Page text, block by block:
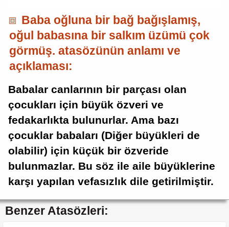
Baba oğluna bir bağ bağışlamış,
oğul babasına bir salkım üzümü çok
görmüş. atasözünün anlamı ve
açıklaması:
Babalar canlarının bir parçası olan
çocukları için büyük özveri ve
fedakarlıkta bulunurlar. Ama bazı
çocuklar babaları (Diğer büyükleri de
olabilir) için küçük bir özveride
bulunmazlar. Bu söz ile aile büyüklerine
karşı yapılan vefasızlık dile getirilmiştir.
Benzer Atasözleri: